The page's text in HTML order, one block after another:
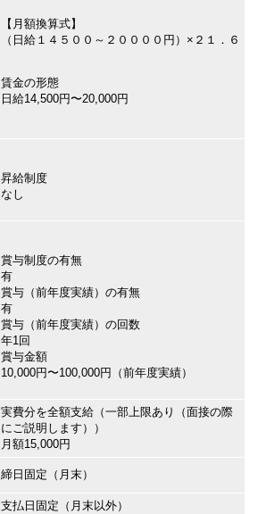
【月額換算式】
（日給１４５００～２００００円）×２１．６
賃金の形態
日給14,500円〜20,000円
昇給制度
なし
賞与制度の有無
有
賞与（前年度実績）の有無
有
賞与（前年度実績）の回数
年1回
賞与金額
10,000円〜100,000円（前年度実績）
実費分を全額支給（一部上限あり（面接の際
にご説明します））
月額15,000円
締日固定（月末）
支払日固定（月末以外）